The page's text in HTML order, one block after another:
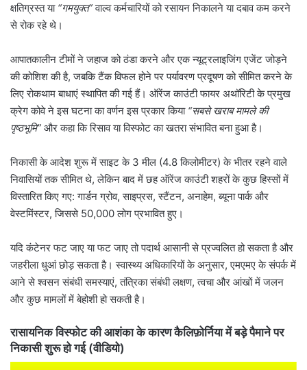
क्षतिग्रस्त या “गमयुक्त”वाल्व कर्मचारियों को रसायन निकालने या दबाव कम करने
से रोक रहे थे।
आपातकालीन टीमों ने जहाज को ठंडा करने और एक न्यूट्रलाइजिंग एजेंट जोड़ने
की कोशिश की है, जबकि टैंक विफल होने पर पर्यावरण प्रदूषण को सीमित करने के
लिए रोकथाम बाधाएं स्थापित की गई हैं। ऑरेंज काउंटी फायर अथॉरिटी के प्रमुख
क्रेग कोवे ने इस घटना का वर्णन इस प्रकार किया “सबसे खराब मामले की
पृष्ठभूमि” और कहा कि रिसाव या विस्फोट का खतरा संभावित बना हुआ है।
निकासी के आदेश शुरू में साइट के 3 मील (4.8 किलोमीटर) के भीतर रहने वाले
निवासियों तक सीमित थे, लेकिन बाद में छह ऑरेंज काउंटी शहरों के कुछ हिस्सों में
विस्तारित किए गए: गार्डन ग्रोव, साइप्रस, स्टैंटन, अनाहेम, ब्यूना पार्क और
वेस्टमिंस्टर, जिससे 50,000 लोग प्रभावित हुए।
यदि कंटेनर फट जाए या फट जाए तो पदार्थ आसानी से प्रज्वलित हो सकता है और
जहरीला धुआं छोड़ सकता है। स्वास्थ्य अधिकारियों के अनुसार, एमएमए के संपर्क में
आने से श्वसन संबंधी समस्याएं, तंत्रिका संबंधी लक्षण, त्वचा और आंखों में जलन
और कुछ मामलों में बेहोशी हो सकती है।
रासायनिक विस्फोट की आशंका के कारण कैलिफ़ोर्निया में बड़े पैमाने पर
निकासी शुरू हो गई (वीडियो)